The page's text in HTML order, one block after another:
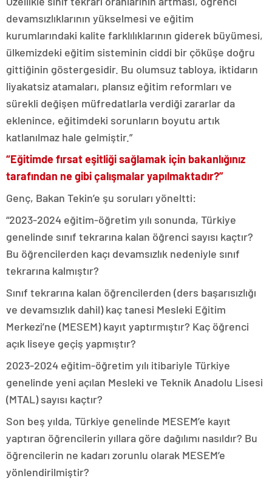
devamsızlıklarının yükselmesi ve eğitim
kurumlarındaki kalite farklılıklarının giderek büyümesi,
ülkemizdeki eğitim sisteminin ciddi bir çöküşe doğru
gittiğinin göstergesidir. Bu olumsuz tabloya, iktidarın
liyakatsiz atamaları, plansız eğitim reformları ve
sürekli değişen müfredatlarla verdiği zararlar da
eklenince, eğitimdeki sorunların boyutu artık
katlanılmaz hale gelmiştir.”
“Eğitimde fırsat eşitliği sağlamak için bakanlığınız
tarafından ne gibi çalışmalar yapılmaktadır?”
Genç, Bakan Tekin’e şu soruları yöneltti:
“2023-2024 eğitim-öğretim yılı sonunda, Türkiye
genelinde sınıf tekrarına kalan öğrenci sayısı kaçtır?
Bu öğrencilerden kaçı devamsızlık nedeniyle sınıf
tekrarına kalmıştır?
Sınıf tekrarına kalan öğrencilerden (ders başarısızlığı
ve devamsızlık dahil) kaç tanesi Mesleki Eğitim
Merkezi’ne (MESEM) kayıt yaptırmıştır? Kaç öğrenci
açık liseye geçiş yapmıştır?
2023-2024 eğitim-öğretim yılı itibariyle Türkiye
genelinde yeni açılan Mesleki ve Teknik Anadolu Lisesi
(MTAL) sayısı kaçtır?
Son beş yılda, Türkiye genelinde MESEM’e kayıt
yaptıran öğrencilerin yıllara göre dağılımı nasıldır? Bu
öğrencilerin ne kadarı zorunlu olarak MESEM’e
yönlendirilmiştir?